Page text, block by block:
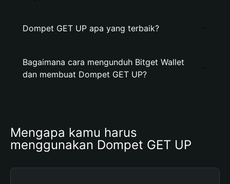
Dompet GET UP apa yang terbaik?
Bagaimana cara mengunduh Bitget Wallet
dan membuat Dompet GET UP?
Mengapa kamu harus
menggunakan Dompet GET UP